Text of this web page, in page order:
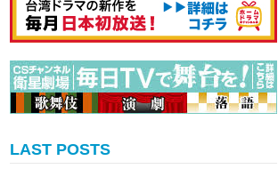
LAST POSTS